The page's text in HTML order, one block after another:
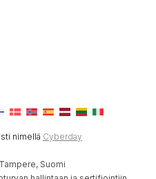
nimellä Cyberday
Suomi